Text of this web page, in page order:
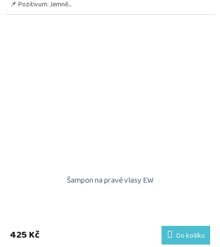
📌 Pozitivum: Jemně...
Šampon na pravé vlasy EW
425 Kč Do košíku